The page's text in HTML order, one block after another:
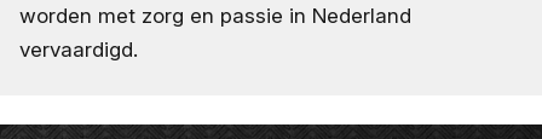
worden met zorg en passie in Nederland
vervaardigd.